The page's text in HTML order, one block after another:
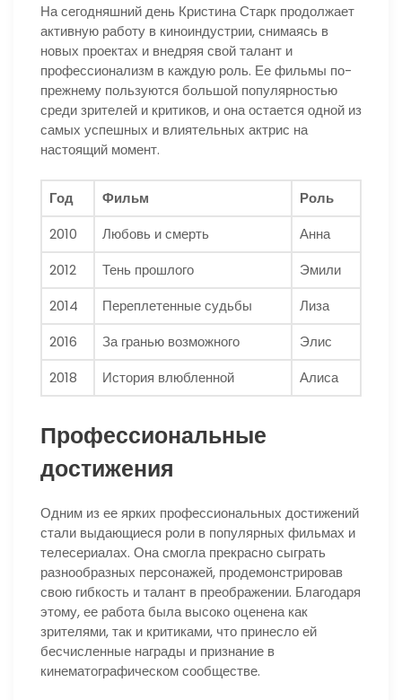
На сегодняшний день Кристина Старк продолжает
активную работу в киноиндустрии, снимаясь в
новых проектах и внедряя свой талант и
профессионализм в каждую роль. Ее фильмы по-
прежнему пользуются большой популярностью
среди зрителей и критиков, и она остается одной из
самых успешных и влиятельных актрис на
настоящий момент.
Год Фильм
Роль
2010
Любовь и смерть
Анна
2012
Тень прошлого
Эмили
2014
Переплетенные судьбы
Лиза
2016
За гранью возможного
Элис
2018
История влюбленной Алиса
Профессиональные
достижения
Одним из ее ярких профессиональных достижений
стали выдающиеся роли в популярных фильмах и
телесериалах. Она смогла прекрасно сыграть
разнообразных персонажей, продемонстрировав
свою гибкость и талант в преображении. Благодаря
этому, ее работа была высоко оценена как
зрителями, так и критиками, что принесло ей
бесчисленные награды и признание в
кинематографическом сообществе.